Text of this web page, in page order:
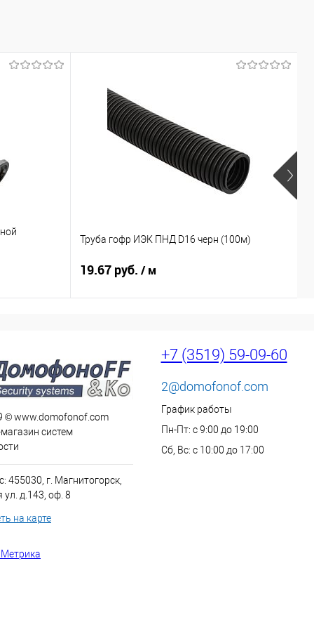
Труба гофр ИЭК ПНД D16 черн (100м)
19.67 руб. / м
© www.domofonof.com
систем
455030, г. Магнитогорск,
ул. д.143, оф. 8
на карте
+7 (3519) 59-09-60
2@domofonof.com
График работы
Пн-Пт: с 9:00 до 19:00
Сб, Вс: с 10:00 до 17:00